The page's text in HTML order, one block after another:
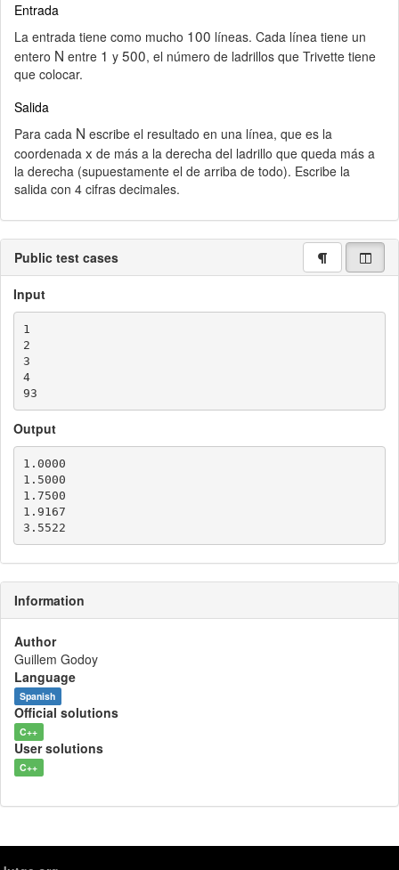
Entrada
La entrada tiene como mucho 100 líneas. Cada línea tiene un
entero N entre 1 y 500, el número de ladrillos que Trivette tiene
que colocar.
Salida
Para cada N escribe el resultado en una línea, que es la
coordenada x de más a la derecha del ladrillo que queda más a
la derecha (supuestamente el de arriba de todo). Escribe la
salida con 4 cifras decimales.
Public test cases
Input
1
2
3
4
Output
1.0000
1.5000
1.7500
1.9167
Information
Author
Guillem Godoy
Language
Spanish
Official solutions
C++
User solutions
C++